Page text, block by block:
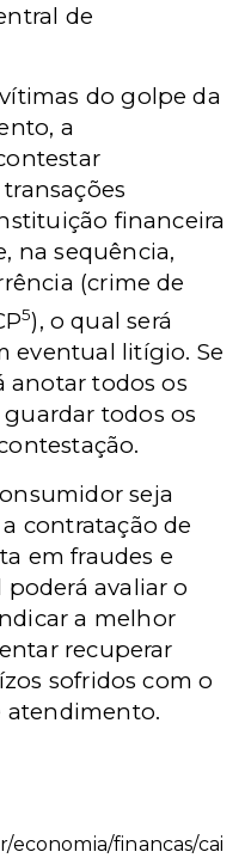
de
do golpe da
a
financeira
na sequência,
(crime de
5), o qual será
eventual litígio. Se
anotar todos os
todos os
seja
contratação de
em fraudes e
avaliar o
a melhor
recuperar
sofridos com o
atendimento.
economia/financas/cai